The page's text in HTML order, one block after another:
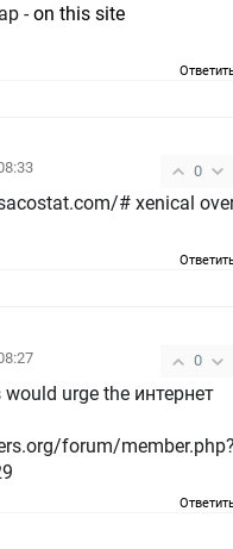
-on this site
0
# xenical over
0
urge the интернет
forum/